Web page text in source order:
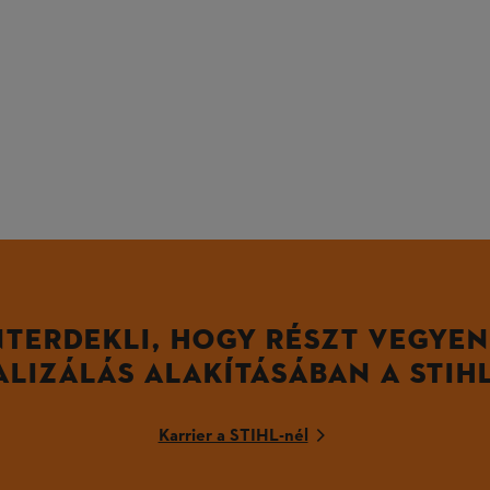
HOGY RÉSZT
ALAKÍTÁSÁBAN A
Karrier a STIHL-nél